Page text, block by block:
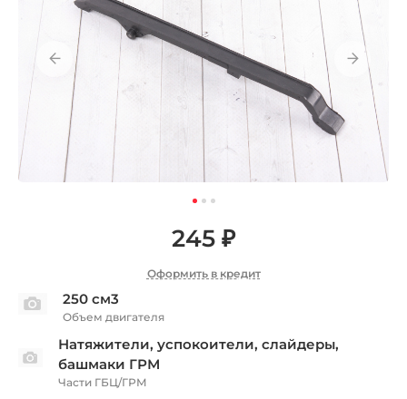
245 ₽
Оформить в кредит
250 см3
Объем двигателя
Натяжители, успокоители, слайдеры,
башмаки ГРМ
Части ГБЦ/ГРМ